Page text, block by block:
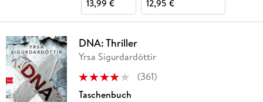
13,99 €
12,95 €
DNA: Thriller
Yrsa Sigurdardóttir
(361)
Taschenbuch